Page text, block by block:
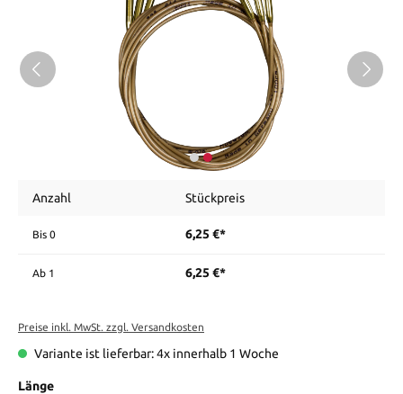
Anzahl Stückpreis
Bis 0 6,25 €*
Ab 1 6,25 €*
Preise inkl. MwSt. zzgl. Versandkosten
Variante ist lieferbar: 4x innerhalb 1 Woche
Länge